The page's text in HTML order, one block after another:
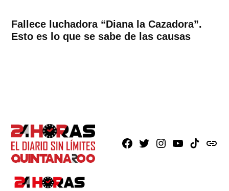
Fallece luchadora “Diana la Cazadora”.
Esto es lo que se sabe de las causas
Facebook
X Instagram
YoutubeTikTokissuu